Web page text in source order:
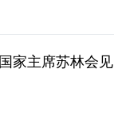
家主席苏林会见